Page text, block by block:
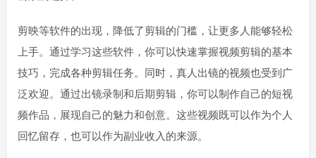
剪映等软件的出现，降低了剪辑的门槛，让更多人能够轻松
上手。通过学习这些软件，你可以快速掌握视频剪辑的基本
技巧，完成各种剪辑任务。同时，真人出镜的视频也受到广
泛欢迎。通过出镜录制和后期剪辑，你可以制作自己的短视
频作品，展现自己的魅力和创意。这些视频既可以作为个人
回忆留存，也可以作为副业收入的来源。